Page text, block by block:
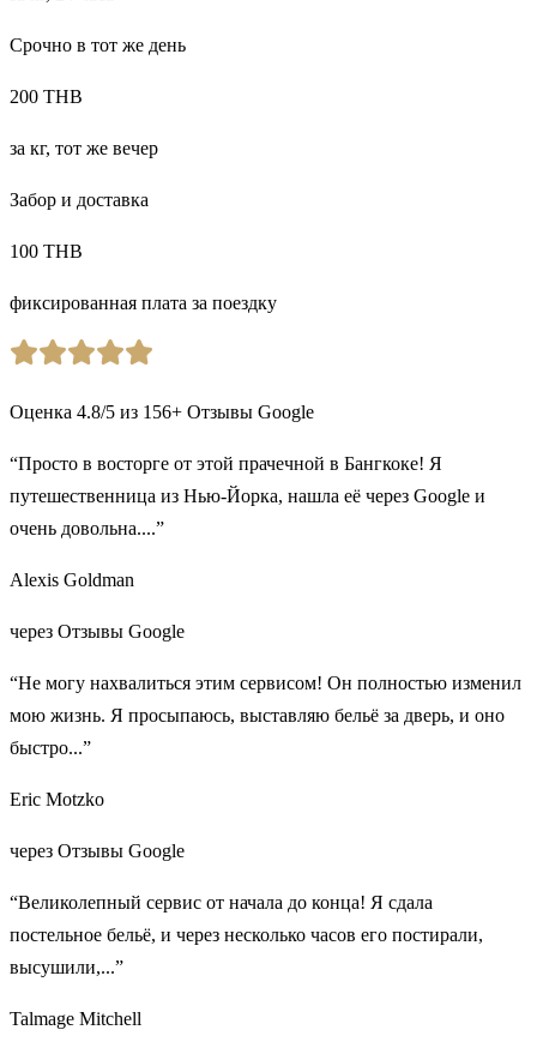
Срочно в тот же день
200 THB
за кг, тот же вечер
Забор и доставка
100 THB
фиксированная плата за поездку
Оценка 4.8/5 из 156+ Отзывы Google
“Просто в восторге от этой прачечной в Бангкоке! Я
путешественница из Нью-Йорка, нашла её через Google и
очень довольна....”
Alexis Goldman
через Отзывы Google
“Не могу нахвалиться этим сервисом! Он полностью изменил
мою жизнь. Я просыпаюсь, выставляю бельё за дверь, и оно
быстро...”
Eric Motzko
через Отзывы Google
“Великолепный сервис от начала до конца! Я сдала
постельное бельё, и через несколько часов его постирали,
высушили,...”
Talmage Mitchell